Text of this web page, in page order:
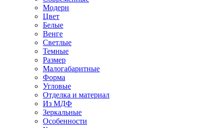
Модерн
Цвет
Белые
Венге
Светлые
Темные
Размер
Малогабаритные
Форма
Угловые
Отделка и материал
Из МДФ
Зеркальные
Особенности